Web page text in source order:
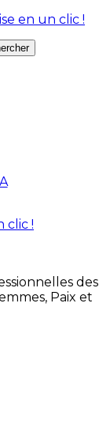
en un clic !
des
Paix et